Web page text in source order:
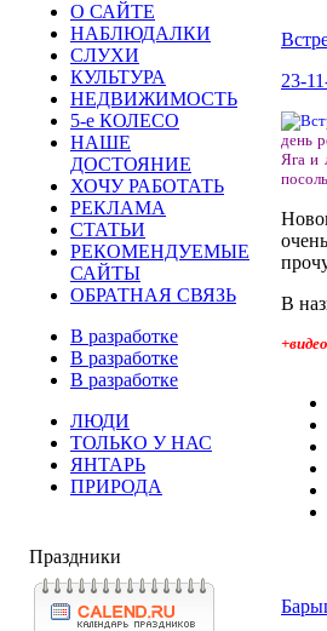
О САЙТЕ
НАБЛЮДАЛКИ
СЛУХИ
КУЛЬТУРА
НЕДВИЖИМОСТЬ
5-е КОЛЕСО
НАШЕ
ДОСТОЯНИЕ
ХОЧУ РАБОТАТЬ
РЕКЛАМА
СТАТЬИ
РЕКОМЕНДУЕМЫЕ
САЙТЫ
ОБРАТНАЯ СВЯЗЬ
В разработке
В разработке
В разработке
ЛЮДИ
ТОЛЬКО У НАС
ЯНТАРЬ
ПРИРОДА
Праздники
23-
день
Яга и
В
+видео